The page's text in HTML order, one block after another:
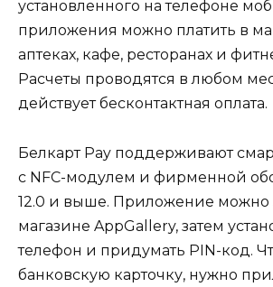
установленного на телефоне
приложения можно платить в
аптеках, кафе, ресторанах и
Расчеты проводятся в любом
действует бесконтактная оплата.
Белкарт Pay поддерживают
с NFC-модулем и фирменной
12.0 и выше. Приложение можно
магазине AppGallery, затем
телефон и придумать PIN-код.
банковскую карточку, нужно